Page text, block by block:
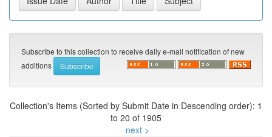
Subscribe to this collection to receive daily e-mail notification of new
additions
Collection's Items (Sorted by Submit Date in Descending order): 1
to 20 of 1905
next >